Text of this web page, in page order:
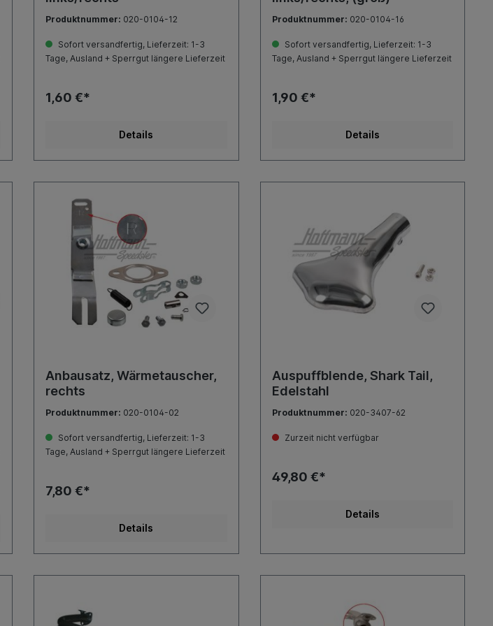
Produktnummer: 020-0104-12
Sofort versandfertig, Lieferzeit: 1-3
Tage, Ausland + Sperrgut längere Lieferzeit
1,60 €*
Details
Produktnummer: 020-0104-16
Sofort versandfertig, Lieferzeit: 1-3
Tage, Ausland + Sperrgut längere Lieferzeit
1,90 €*
Details
Anbausatz, Wärmetauscher,
rechts
Produktnummer: 020-0104-02
Sofort versandfertig, Lieferzeit: 1-3
Tage, Ausland + Sperrgut längere Lieferzeit
7,80 €*
Details
Auspuffblende, Shark Tail,
Edelstahl
Produktnummer: 020-3407-62
Zurzeit nicht verfügbar
49,80 €*
Details